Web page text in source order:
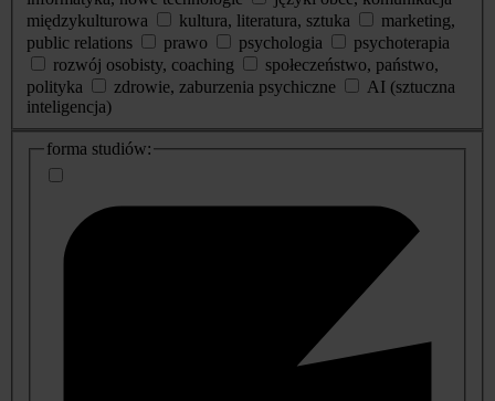
międzykulturowa
kultura, literatura, sztuka
marketing,
public relations
prawo psychologia
psychoterapia
rozwój osobisty, coaching
społeczeństwo, państwo,
polityka
zdrowie, zaburzenia psychiczne
AI (sztuczna
inteligencja)
dodatkowe
informacje
forma studiów: